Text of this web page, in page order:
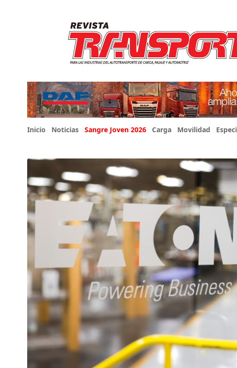
Inicio Noticias Sangre Joven 2026 Carga Movilidad